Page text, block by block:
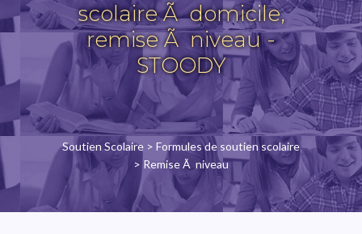
scolaire Ã domicile,
remise Ã niveau -
STOODY
Soutien Scolaire > Formules de soutien scolaire
> Remise Ã niveau